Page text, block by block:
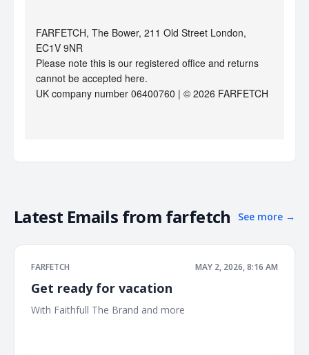
FARFETCH, The Bower, 211 Old Street London,
EC1V 9NR
Please note this is our registered office and returns
cannot be accepted here.
UK company number 06400760 | © 2026 FARFETCH
Latest Emails from farfetch See more →
FARFETCH MAY 2, 2026, 8:16 AM
Get ready for vacation
With Faithfull The Brand and more ‌ ‌ ‌ ‌ ‌ ‌ ‌ ‌ ‌ ‌ ‌ ‌ ‌ ‌ ‌ ‌ ‌ ‌ ‌ ‌ ‌ ‌ ‌ ‌ ‌ ‌ ‌ ‌ ‌ ‌ ‌ ‌ ‌